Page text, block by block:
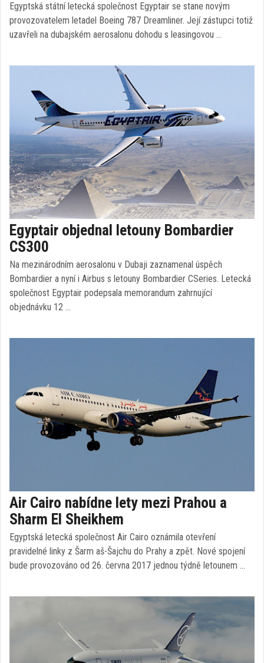
Egyptská státní letecká společnost Egyptair se stane novým
provozovatelem letadel Boeing 787 Dreamliner. Její zástupci totiž
uzavřeli na dubajském aerosalonu dohodu s leasingovou …
Egyptair objednal letouny Bombardier
CS300
Na mezinárodním aerosalonu v Dubaji zaznamenal úspěch
Bombardier a nyní i Airbus s letouny Bombardier CSeries. Letecká
společnost Egyptair podepsala memorandum zahrnující
objednávku 12 …
Air Cairo nabídne lety mezi Prahou a
Sharm El Sheikhem
Egyptská letecká společnost Air Cairo oznámila otevření
pravidelné linky z Šarm aš-Šajchu do Prahy a zpět. Nové spojení
bude provozováno od 26. června 2017 jednou týdně letounem …